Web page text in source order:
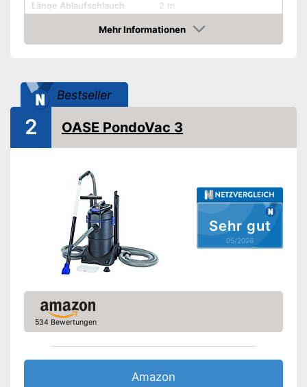
Länge Ablaufschlauch
2 m
27 l
Länge Kabel
4 m
Mehr Informationen
Amazon
Bestseller
Sehr gut
05/2026
2 OASE PondoVac 3
534 Bewertungen
Amazon